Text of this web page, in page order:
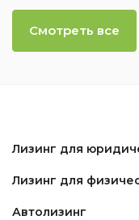
Смотреть все
Лизинг для
Лизинг для
Автолизинг